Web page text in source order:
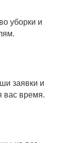
уборки и
заявки и
вас время.